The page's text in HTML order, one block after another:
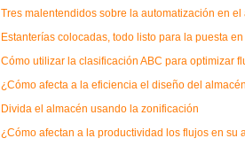
Tres malentendidos sobre la automatización en el
Estanterías colocadas, todo listo para la puesta
Cómo utilizar la clasificación ABC para optimizar
¿Cómo afecta a la eficiencia el diseño del
Divida el almacén usando la zonificación
¿Cómo afectan a la productividad los flujos en su